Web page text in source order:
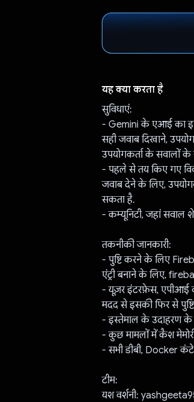
यह क्या करता है
सुविधाएं:
- Gemini के एआई का
सही जवाब दिखाने,
उपयोगकर्ता के सवालों
- पहले से तय किए गए
जवाब देने के लिए,
सकता है.
- कम्यूनिटी, जहां सवाल
तकनीकी जानकारी:
- पुष्टि करने के लिए
एंट्री बनाने के लिए,
- यूज़र इंटरफ़ेस, एपीआई
मदद से इसकी फिर से
- इस्तेमाल के उदाहरण के
- कुछ मामलों में कैश
- सभी डीबी, Docker
टीम:
यश वर्शनी: